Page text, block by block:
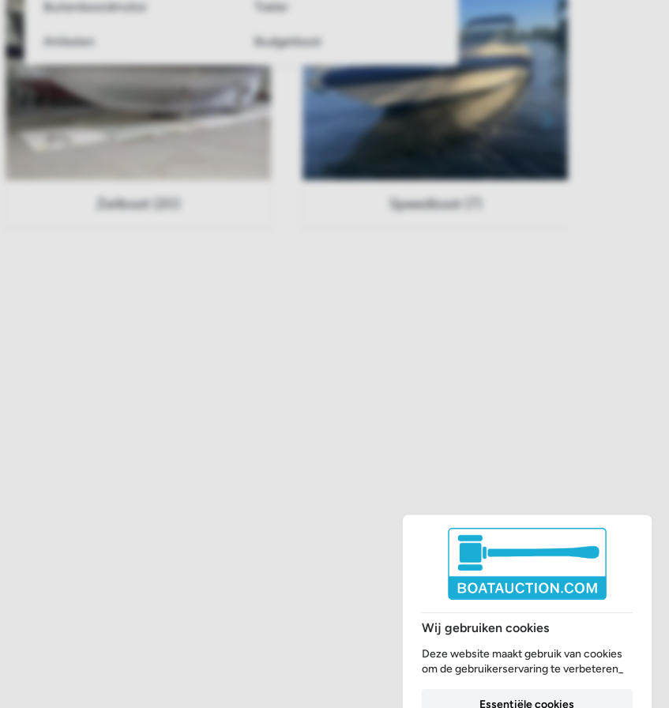
Buitenboordmotor Trailer
Artikelen Budgetboot
Zeilboot (20) Speedboot (7)
Wij gebruiken cookies
Deze website maakt gebruik van cookies
om de gebruikerservaring te verbeteren_
Essentiële cookies